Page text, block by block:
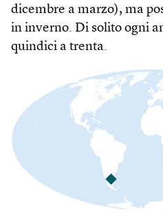
dicembre a marzo), ma
in inverno. Di solito ogni
quindici a trenta.